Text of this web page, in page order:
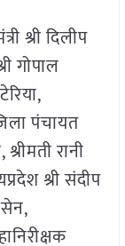
श्री दिलीप
गोपाल
पंचायत
रानी
श्री संदीप